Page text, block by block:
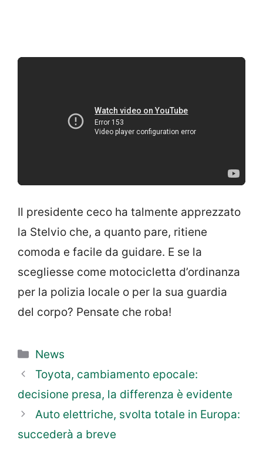
Il presidente ceco ha talmente apprezzato
la Stelvio che, a quanto pare, ritiene
comoda e facile da guidare. E se la
scegliesse come motocicletta d’ordinanza
per la polizia locale o per la sua guardia
del corpo? Pensate che roba!
Categorie
News
Toyota, cambiamento epocale:
decisione presa, la differenza è evidente
Auto elettriche, svolta totale in Europa:
succederà a breve